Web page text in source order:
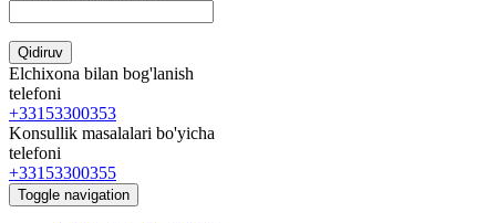
Qidiruv
Elchixona bilan bog'lanish
telefoni
+33153300353
Konsullik masalalari bo'yicha
telefoni
+33153300355
Toggle navigation